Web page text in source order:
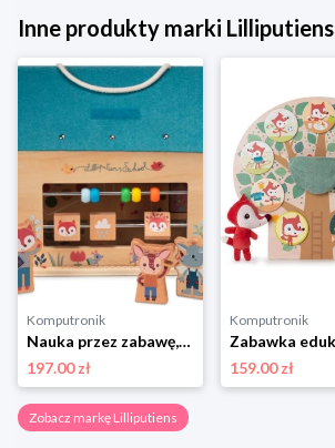
Inne produkty marki Lilliputiens
Komputronik
Nauka przez zabawę,zabawka edukacyjna,zestaw do odgrywania ról Lilliputiens Rozkładana Szkoła z 3 Figurkami i Akcesoriami
197.00 zł
Komputronik
159.00 zł
Zobacz markę Lilliputiens